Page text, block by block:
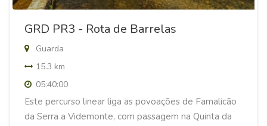
GRD PR3 - Rota de Barrelas
Guarda
15.3 km
05:40:00
Este percurso linear liga as povoações de Famalicão
da Serra a Videmonte, com passagem na Quinta da